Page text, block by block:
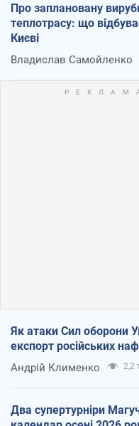
Про заплановану
теплотрасу: що
Києві
Владислав Самойленко
Як атаки Сил оборони
експорт російських
Андрій Клименко 2,2
Два супертурніри